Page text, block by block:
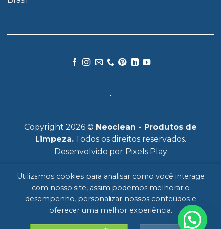
Copyright 2026 © Neoclean - Produtos de
Limpeza.Todos os direitos reservados.
Desenvolvido por Pixels Play
SOBRE MERCADOS PRODUTOS
FALE CONOSCO
Utilizamos cookies para analisar como você interage
com nosso site, assim podemos melhorar o
desempenho, personalizar nossos conteúdos e
oferecer uma melhor experiência.